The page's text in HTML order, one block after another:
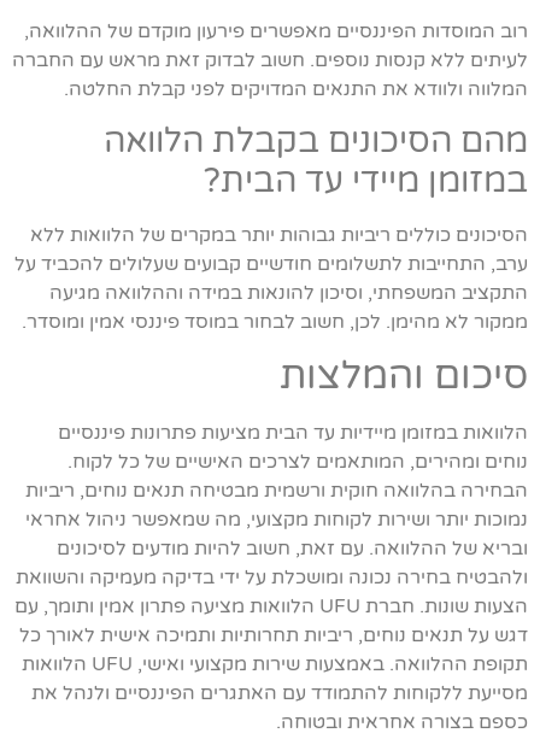
רוב המוסדות הפיננסיים מאפשרים פירעון מוקדם של ההלוואה,
לעיתים ללא קנסות נוספים. חשוב לבדוק זאת מראש עם החברה
המלווה ולוודא את התנאים המדויקים לפני קבלת החלטה.
מהם הסיכונים בקבלת הלוואה
במזומן מיידי עד הבית?
הסיכונים כוללים ריביות גבוהות יותר במקרים של הלוואות ללא
ערב, התחייבות לתשלומים חודשיים קבועים שעלולים להכביד על
התקציב המשפחתי, וסיכון להונאות במידה וההלוואה מגיעה
ממקור לא מהימן. לכן, חשוב לבחור במוסד פיננסי אמין ומוסדר.
סיכום והמלצות
הלוואות במזומן מיידיות עד הבית מציעות פתרונות פיננסיים
נוחים ומהירים, המותאמים לצרכים האישיים של כל לקוח.
הבחירה בהלוואה חוקית ורשמית מבטיחה תנאים נוחים, ריביות
נמוכות יותר ושירות לקוחות מקצועי, מה שמאפשר ניהול אחראי
ובריא של ההלוואה. עם זאת, חשוב להיות מודעים לסיכונים
ולהבטיח בחירה נכונה ומושכלת על ידי בדיקה מעמיקה והשוואת
הצעות שונות. חברת UFU הלוואות מציעה פתרון אמין ותומך, עם
דגש על תנאים נוחים, ריביות תחרותיות ותמיכה אישית לאורך כל
תקופת ההלוואה. באמצעות שירות מקצועי ואישי, UFU הלוואות
מסייעת ללקוחות להתמודד עם האתגרים הפיננסיים ולנהל את
כספם בצורה אחראית ובטוחה.